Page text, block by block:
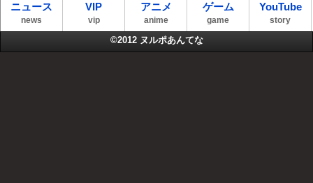
ニュース
news
VIP
vip
アニメ
anime
ゲーム
game
YouTube
story
©2012 ヌルポあんてな